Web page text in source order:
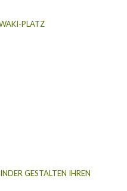
PLATZ
GESTALTEN IHREN